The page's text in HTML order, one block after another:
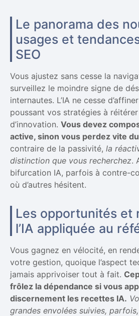
Le panorama des
usages et
SEO
Vous ajustez sans cesse la
surveillez le moindre signe de
internautes. L’IA ne cesse
poussant vos stratégies à réitérer
d’innovation. Vous devez
active, sinon vous perdez vite
contraire de la passivité, la
distinction que vous recherchez.
bifurcation IA, parfois à contre-
où d’autres hésitent.
Les opportunités et
l’IA appliquée au
Vous gagnez en vélocité, en
votre gestion, quoique l’aspect
jamais apprivoiser tout à fait.
frôlez la dépendance si vous
discernement les recettes IA.
grandes envolées suivies,